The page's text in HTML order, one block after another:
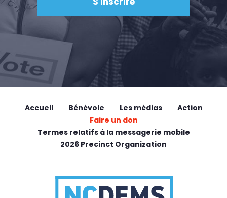
Accueil Bénévole Les médias
Action
Faire un don
Termes relatifs à la messagerie mobile
2026 Precinct Organization